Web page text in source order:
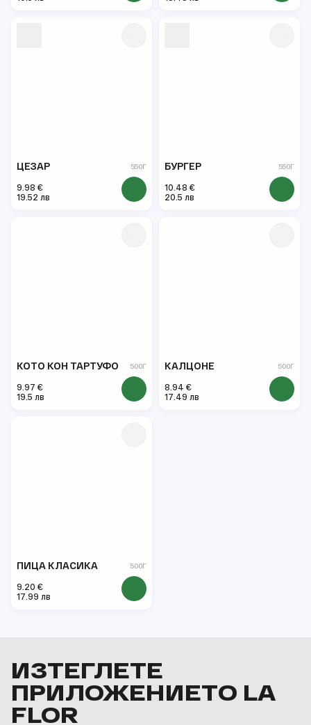
ЦЕЗАР 550Г
9.98 €
19.52 лв
БУРГЕР 550Г
10.48 €
20.5 лв
КОТО КОН ТАРТУФО 500Г
9.97 €
19.5 лв
КАЛЦОНЕ 500Г
8.94 €
17.49 лв
ПИЦА КЛАСИКА 500Г
9.20 €
17.99 лв
ИЗТЕГЛЕТЕ
ПРИЛОЖЕНИЕТО LA
FLOR